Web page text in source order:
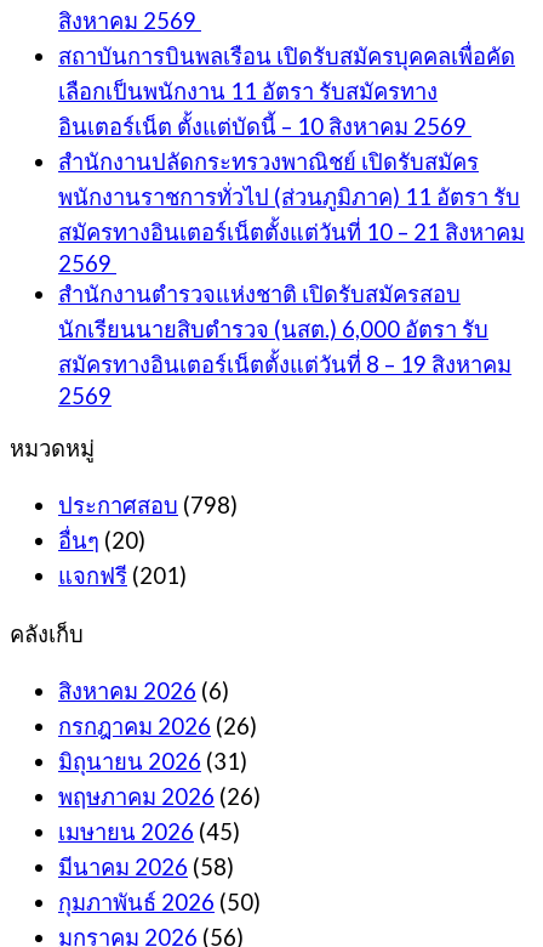
สิงหาคม 2569
สถาบันการบินพลเรือน เปิดรับสมัครบุคคลเพื่อคัด
เลือกเป็นพนักงาน 11 อัตรา รับสมัครทาง
อินเตอร์เน็ต ตั้งแต่บัดนี้ – 10 สิงหาคม 2569
สำนักงานปลัดกระทรวงพาณิชย์ เปิดรับสมัคร
พนักงานราชการทั่วไป (ส่วนภูมิภาค) 11 อัตรา รับ
สมัครทางอินเตอร์เน็ตตั้งแต่วันที่ 10 – 21 สิงหาคม
2569
สำนักงานตำรวจแห่งชาติ เปิดรับสมัครสอบ
นักเรียนนายสิบตำรวจ (นสต.) 6,000 อัตรา รับ
สมัครทางอินเตอร์เน็ตตั้งแต่วันที่ 8 – 19 สิงหาคม
2569
หมวดหมู่
ประกาศสอบ (798)
อื่นๆ (20)
แจกฟรี (201)
คลังเก็บ
สิงหาคม 2026 (6)
กรกฎาคม 2026 (26)
มิถุนายน 2026 (31)
พฤษภาคม 2026 (26)
เมษายน 2026 (45)
มีนาคม 2026 (58)
กุมภาพันธ์ 2026 (50)
มกราคม 2026 (56)